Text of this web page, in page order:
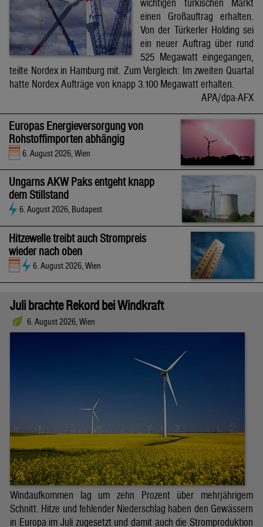
wichtigen türkischen Markt
einen Großauftrag erhalten.
Von der Türkerler Holding sei
ein neuer Auftrag über rund
525 Megawatt eingegangen,
teilte Nordex in Hamburg mit. Zum Vergleich: Im zweiten Quartal
hatte Nordex Aufträge von knapp 3.100 Megawatt erhalten.
APA/dpa-AFX
Europas Energieversorgung von
Rohstoffimporten abhängig
6. August 2026, Wien
Ungarns AKW Paks entgeht knapp
dem Stillstand
6. August 2026, Budapest
Hitzewelle treibt auch Strompreis
wieder nach oben
6. August 2026, Wien
Juli brachte Rekord bei Windkraft
6. August 2026, Wien
Windaufkommen lag um zehn Prozent über mehrjährigem
Schnitt. Hitze und fehlender Niederschlag haben den Gewässern
in Europa im Juli zugesetzt und damit auch die Stromproduktion